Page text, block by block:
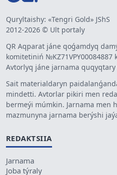
Quryltaishy: «Tengri Gold» JShS
2012-2026 © Ult portaly
QR Aqparat jáne qoǵamdyq
komitetiniń №KZ71VPY00084887
Avtorlyq jáne jarnama
Sait materialdaryn
mindetti. Avtorlar pikiri men
bermeýi múmkin. Jarnama men
mazmunyna jarnama berýshi
REDAKTSIIA
Jarnama
Joba týraly